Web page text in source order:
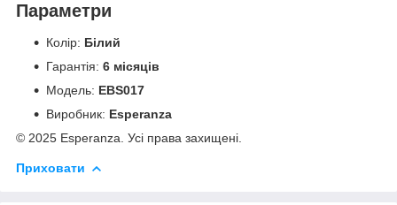
Параметри
Колір: Білий
Гарантія: 6 місяців
Модель: EBS017
Виробник: Esperanza
© 2025 Esperanza. Усі права захищені.
Приховати